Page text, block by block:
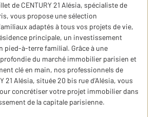
de CENTURY 21 Alésia​, spécialiste de
vous propose une sélection
adaptés à tous vos projets de vie,
principale, un investissement
pied-à-terre familial. Grâce à une
du marché immobilier parisien et
clé en main, nos professionnels de
21 Alésia, située 20 bis rue d’Alésia, vous
concrétiser votre projet immobilier dans
de la capitale parisienne.